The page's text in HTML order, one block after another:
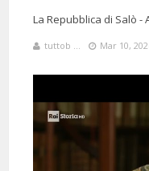
La Repubblica di Salò
tuttob ... Mar 10,